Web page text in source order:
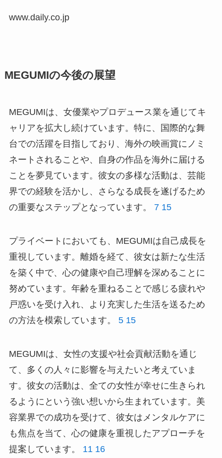
www.daily.co.jp
MEGUMIの今後の展望
MEGUMIは、女優業やプロデュース業を通じてキ
ャリアを拡大し続けています。特に、国際的な舞
台での活躍を目指しており、海外の映画賞にノミ
ネートされることや、自身の作品を海外に届ける
ことを夢見ています。彼女の多様な活動は、芸能
界での経験を活かし、さらなる成長を遂げるため
の重要なステップとなっています。 7 15
プライベートにおいても、MEGUMIは自己成長を
重視しています。離婚を経て、彼女は新たな生活
を築く中で、心の健康や自己理解を深めることに
努めています。年齢を重ねることで感じる疲れや
戸惑いを受け入れ、より充実した生活を送るため
の方法を模索しています。 5 15
MEGUMIは、女性の支援や社会貢献活動を通じ
て、多くの人々に影響を与えたいと考えていま
す。彼女の活動は、全ての女性が幸せに生きられ
るようにという強い想いから生まれています。美
容業界での成功を受けて、彼女はメンタルケアに
も焦点を当て、心の健康を重視したアプローチを
提案しています。 11 16